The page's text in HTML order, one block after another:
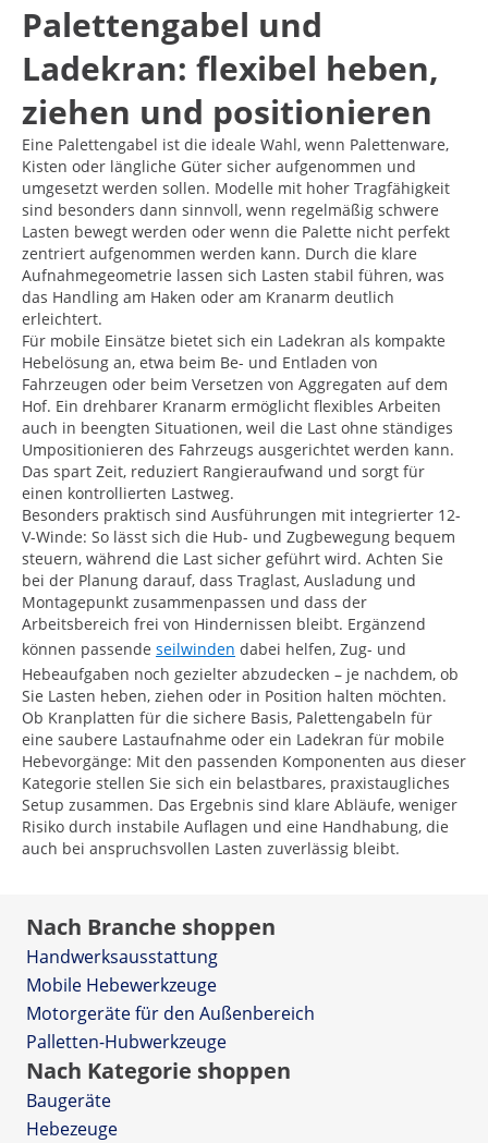
Palettengabel und
Ladekran: flexibel heben,
ziehen und positionieren
Eine Palettengabel ist die ideale Wahl, wenn Palettenware,
Kisten oder längliche Güter sicher aufgenommen und
umgesetzt werden sollen. Modelle mit hoher Tragfähigkeit
sind besonders dann sinnvoll, wenn regelmäßig schwere
Lasten bewegt werden oder wenn die Palette nicht perfekt
zentriert aufgenommen werden kann. Durch die klare
Aufnahmegeometrie lassen sich Lasten stabil führen, was
das Handling am Haken oder am Kranarm deutlich
erleichtert.
Für mobile Einsätze bietet sich ein Ladekran als kompakte
Hebelösung an, etwa beim Be- und Entladen von
Fahrzeugen oder beim Versetzen von Aggregaten auf dem
Hof. Ein drehbarer Kranarm ermöglicht flexibles Arbeiten
auch in beengten Situationen, weil die Last ohne ständiges
Umpositionieren des Fahrzeugs ausgerichtet werden kann.
Das spart Zeit, reduziert Rangieraufwand und sorgt für
einen kontrollierten Lastweg.
Besonders praktisch sind Ausführungen mit integrierter 12-
V-Winde: So lässt sich die Hub- und Zugbewegung bequem
steuern, während die Last sicher geführt wird. Achten Sie
bei der Planung darauf, dass Traglast, Ausladung und
Montagepunkt zusammenpassen und dass der
Arbeitsbereich frei von Hindernissen bleibt. Ergänzend
können passende seilwinden dabei helfen, Zug- und
Hebeaufgaben noch gezielter abzudecken – je nachdem, ob
Sie Lasten heben, ziehen oder in Position halten möchten.
Ob Kranplatten für die sichere Basis, Palettengabeln für
eine saubere Lastaufnahme oder ein Ladekran für mobile
Hebevorgänge: Mit den passenden Komponenten aus dieser
Kategorie stellen Sie sich ein belastbares, praxistaugliches
Setup zusammen. Das Ergebnis sind klare Abläufe, weniger
Risiko durch instabile Auflagen und eine Handhabung, die
auch bei anspruchsvollen Lasten zuverlässig bleibt.
Nach Branche shoppen
Handwerksausstattung
Mobile Hebewerkzeuge
Motorgeräte für den Außenbereich
Palletten-Hubwerkzeuge
Nach Kategorie shoppen
Baugeräte
Hebezeuge